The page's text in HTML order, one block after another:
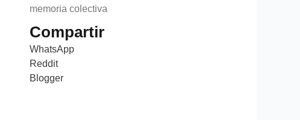
memoria colectiva
Compartir
WhatsApp
Reddit
Blogger